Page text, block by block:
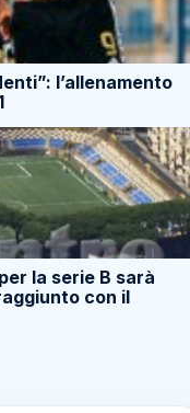
l’allenamento
la serie B sarà
con il